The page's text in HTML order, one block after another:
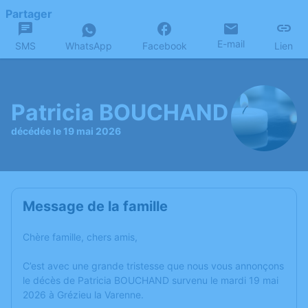
Partager
SMS WhatsApp Facebook E-mail Lien
Patricia BOUCHAND
décédée le 19 mai 2026
Message de la famille
Chère famille, chers amis,
C’est avec une grande tristesse que nous vous annonçons
le décès de Patricia BOUCHAND survenu le mardi 19 mai
2026 à Grézieu la Varenne.